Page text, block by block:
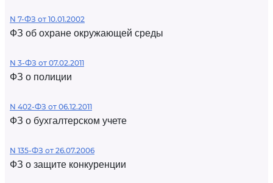
N 7-ФЗ от 10.01.2002
ФЗ об охране окружающей среды
N 3-ФЗ от 07.02.2011
ФЗ о полиции
N 402-ФЗ от 06.12.2011
ФЗ о бухгалтерском учете
N 135-ФЗ от 26.07.2006
ФЗ о защите конкуренции